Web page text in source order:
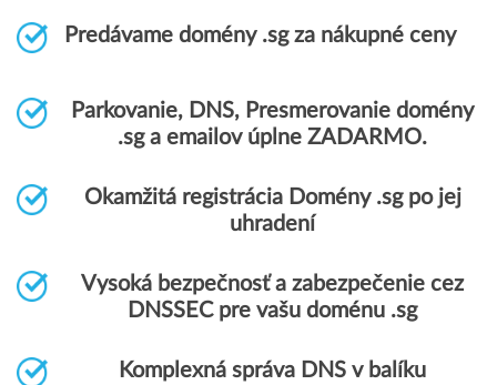
Predávame domény .sg za nákupné ceny
Parkovanie, DNS, Presmerovanie domény
.sg a emailov úplne ZADARMO.
Okamžitá registrácia Domény .sg po jej
uhradení
Vysoká bezpečnosť a zabezpečenie cez
DNSSEC pre vašu doménu .sg
Komplexná správa DNS v balíku